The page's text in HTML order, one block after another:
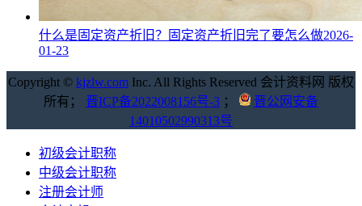
​什么是固定资产折旧？​固定资产折旧完了要怎么做2026-
01-23
Copyright © kjzlw.com Inc. All Rights Reserved 会计资料网 版权
所有； 晋ICP备2022008156号-3 ；
晋公网安备
14010502990313号
初级会计职称
中级会计职称
注册会计师